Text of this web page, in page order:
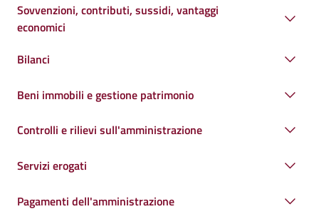
Sovvenzioni, contributi, sussidi, vantaggi
economici
Bilanci
Beni immobili e gestione patrimonio
Controlli e rilievi sull'amministrazione
Servizi erogati
Pagamenti dell'amministrazione